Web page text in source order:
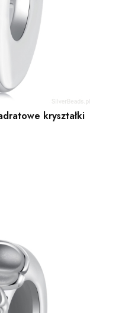
kryształki